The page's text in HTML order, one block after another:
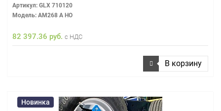
Артикул: GLX 710120
Модель: AM268 A НО
82 397.36 руб. с НДС
В корзину
Новинка